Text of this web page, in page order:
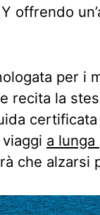
offrendo
per i
recita la
a
che alzarsi